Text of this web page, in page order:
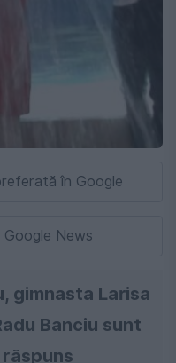
în Google
News
gimnasta Larisa
Banciu sunt